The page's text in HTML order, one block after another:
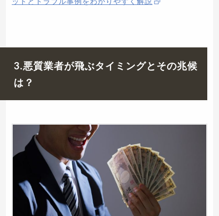
3.悪質業者が飛ぶタイミングとその兆候
は？